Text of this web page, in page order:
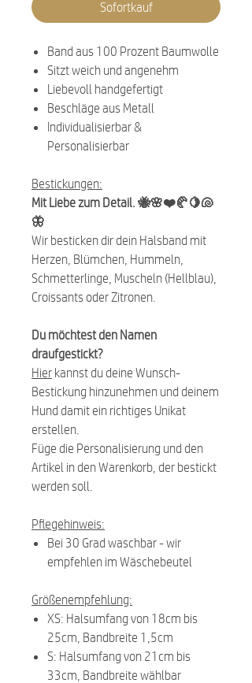
Sofortkauf
Band aus 100 Prozent Baumwolle
Sitzt weich und angenehm
Liebevoll handgefertigt
Beschläge aus Metall
Individualisierbar &
Personalisierbar
Bestickungen:
Mit Liebe zum Detail. 🐝🌸❤️🥐🍋🐚
🦋
Wir besticken dir dein Halsband mit
Herzen, Blümchen, Hummeln,
Schmetterlinge, Muscheln (Hellblau),
Croissants oder Zitronen.
Du möchtest den Namen
draufgestickt?
Hier kannst du deine Wunsch-
Bestickung hinzunehmen und deinem
Hund damit ein richtiges Unikat
erstellen.
Füge die Personalisierung und den
Artikel in den Warenkorb, der bestickt
werden soll.
Pflegehinweis:
Bei 30 Grad waschbar - wir
empfehlen im Wäschebeutel
Größenempfehlung:
XS: Halsumfang von 18cm bis
25cm, Bandbreite 1,5cm
S: Halsumfang von 21cm bis
33cm, Bandbreite wählbar